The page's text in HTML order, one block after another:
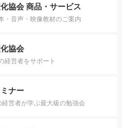
協会 商品・サービス
・音声・映像教材のご案内
協会
経営者をサポート
ナー
営者が学ぶ最大級の勉強会